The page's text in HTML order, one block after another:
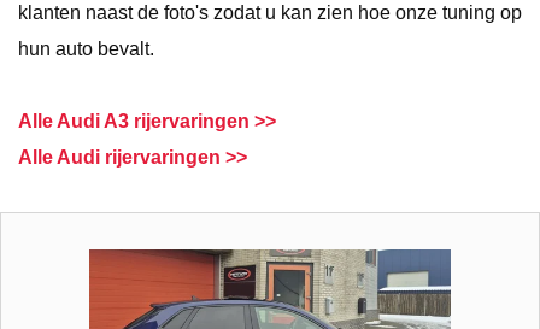
klanten naast de foto's zodat u kan zien hoe onze tuning op
hun auto bevalt.
Alle Audi A3 rijervaringen >>
Alle Audi rijervaringen >>